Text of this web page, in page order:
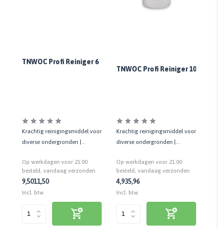
TNWOC Profi Reiniger 6
Krachtig reinigingsmiddel voor
diverse ondergronden |
etc.
Op werkdagen voor 21:00
besteld, vandaag verzonden
9,5011,50
Incl. btw
TNWOC Profi Reiniger 10
Krachtig reinigingsmiddel voor
diverse ondergronden |
etc.
Op werkdagen voor 21:00
besteld, vandaag verzonden
4,935,96
Incl. btw